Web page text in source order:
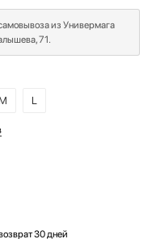
из Универмага
71.
M L
30 дней